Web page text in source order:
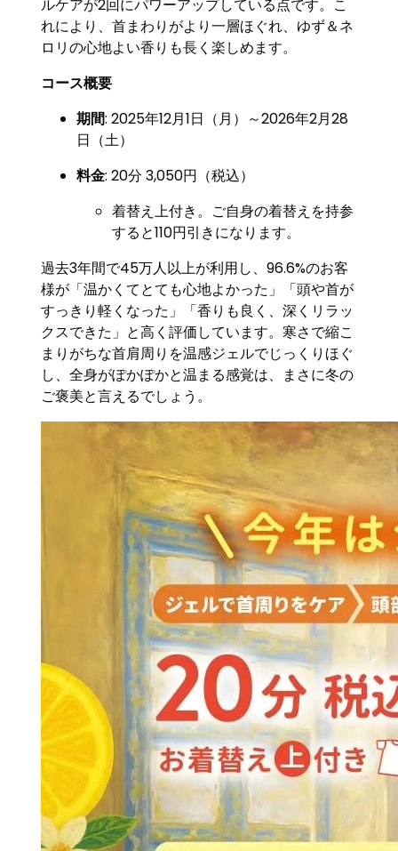
ルケアが2回にパワーアップしている点です。こ
れにより、首まわりがより一層ほぐれ、ゆず＆ネ
ロリの心地よい香りも長く楽しめます。
コース概要
期間: 2025年12月1日（月）～2026年2月28
日（土）
料金: 20分 3,050円（税込）
着替え上付き。ご自身の着替えを持参
すると110円引きになります。
過去3年間で45万人以上が利用し、96.6%のお客
様が「温かくてとても心地よかった」「頭や首が
すっきり軽くなった」「香りも良く、深くリラッ
クスできた」と高く評価しています。寒さで縮こ
まりがちな首肩周りを温感ジェルでじっくりほぐ
し、全身がぽかぽかと温まる感覚は、まさに冬の
ご褒美と言えるでしょう。